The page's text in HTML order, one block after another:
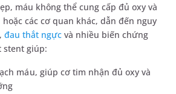
máu không thể cung cấp đủ oxy và
các cơ quan khác, dẫn đến nguy
, đau thắt ngựcvà nhiều biến chứng
stent giúp:
máu, giúp cơ tim nhận đủ oxy và